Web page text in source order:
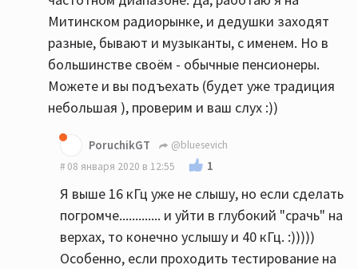
Митинском радиорынке, и дедушки заходят
разные, бывают и музыканты, с именем. Но в
большинстве своём - обычные пенсионеры.
Можете и вы подъехать (будет уже традиция
небольшая ), проверим и ваш слух :))
PoruchikGT
@bluesevich
08 января 2020 в 12:55
1
Я выше 16 кГц уже не слышу, но если сделать
погромче............. и уйти в глубокий "срачь" на
верхах, то конечно услышу и 40 кГц. :)))))
Особенно, если проходить тестирование на